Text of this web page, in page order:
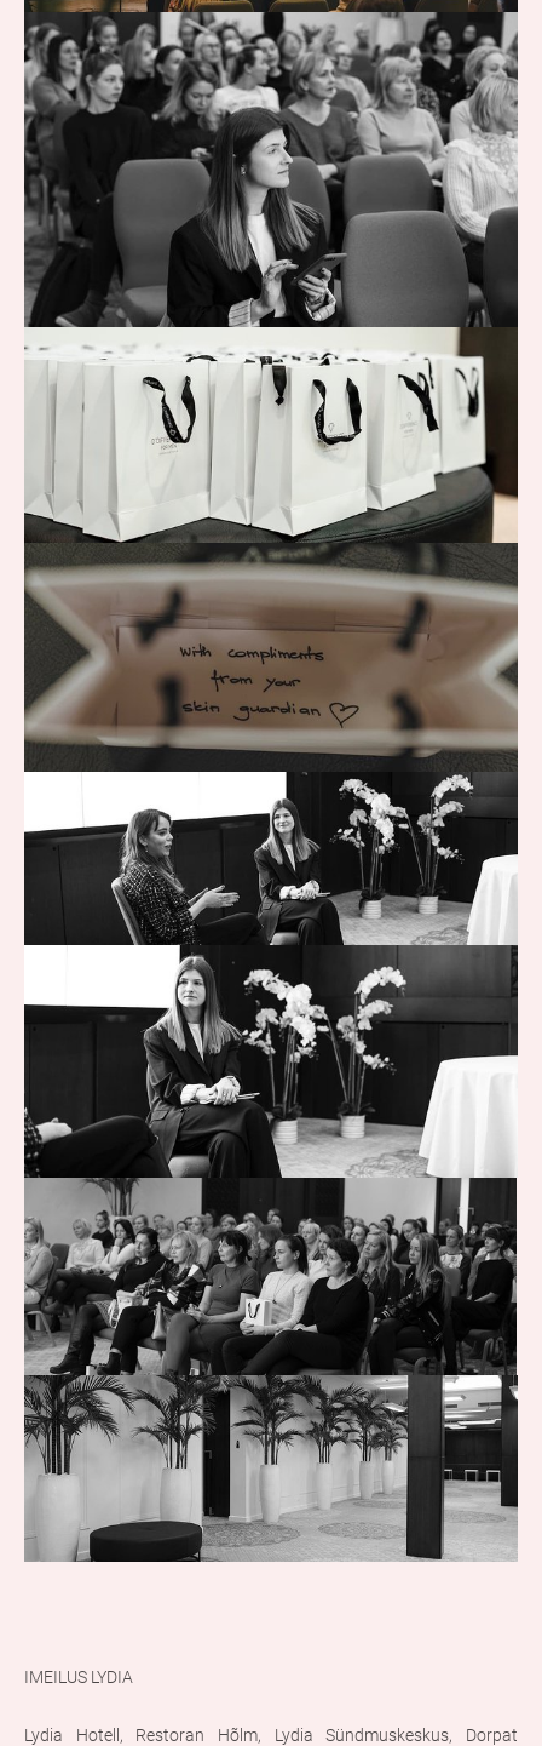
IMEILUS LYDIA
Lydia Hotell, Restoran Hõlm, Lydia Sündmuskeskus, Dorpat